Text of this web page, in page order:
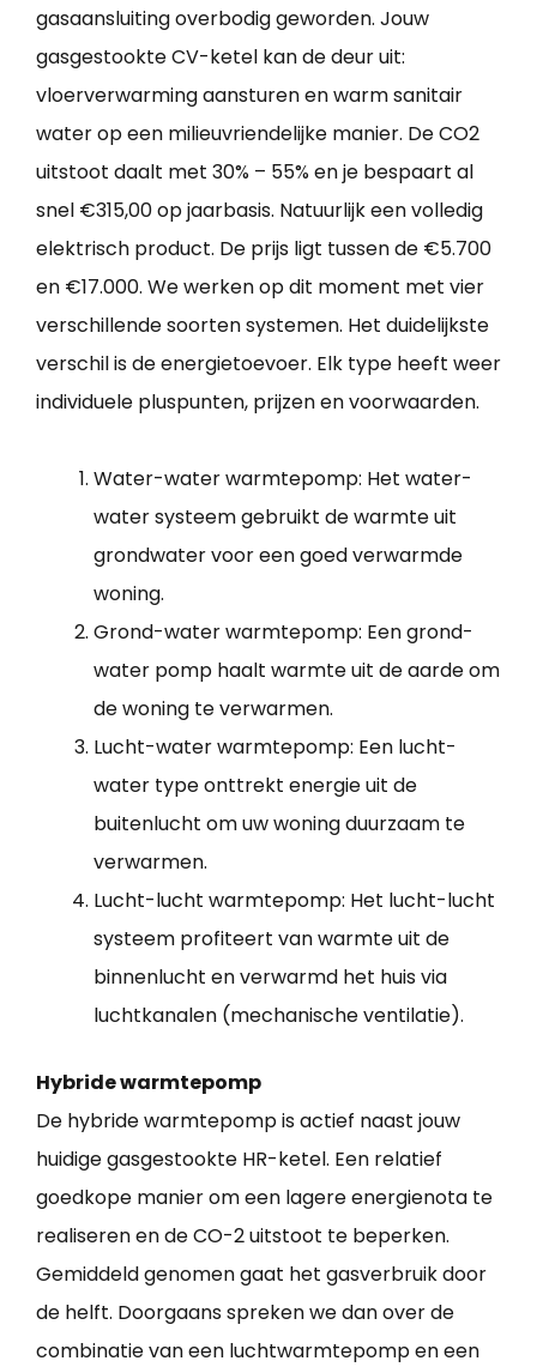
gasaansluiting overbodig geworden. Jouw
gasgestookte CV-ketel kan de deur uit:
vloerverwarming aansturen en warm sanitair
water op een milieuvriendelijke manier. De CO2
uitstoot daalt met 30% – 55% en je bespaart al
snel €315,00 op jaarbasis. Natuurlijk een volledig
elektrisch product. De prijs ligt tussen de €5.700
en €17.000. We werken op dit moment met vier
verschillende soorten systemen. Het duidelijkste
verschil is de energietoevoer. Elk type heeft weer
individuele pluspunten, prijzen en voorwaarden.
Water-water warmtepomp: Het water-
water systeem gebruikt de warmte uit
grondwater voor een goed verwarmde
woning.
Grond-water warmtepomp: Een grond-
water pomp haalt warmte uit de aarde om
de woning te verwarmen.
Lucht-water warmtepomp: Een lucht-
water type onttrekt energie uit de
buitenlucht om uw woning duurzaam te
verwarmen.
Lucht-lucht warmtepomp: Het lucht-lucht
systeem profiteert van warmte uit de
binnenlucht en verwarmd het huis via
luchtkanalen (mechanische ventilatie).
Hybride warmtepomp
De hybride warmtepomp is actief naast jouw
huidige gasgestookte HR-ketel. Een relatief
goedkope manier om een lagere energienota te
realiseren en de CO-2 uitstoot te beperken.
Gemiddeld genomen gaat het gasverbruik door
de helft. Doorgaans spreken we dan over de
combinatie van een luchtwarmtepomp en een